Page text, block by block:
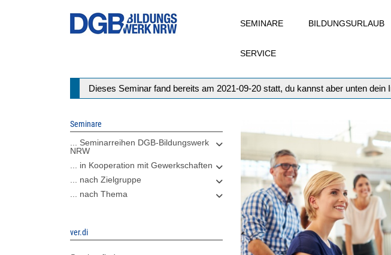
SEMINARE BILDUNGSURLAUB
SERVICE
Statusmeldung
Dieses Seminar fand bereits am 2021-09-20 statt, du kannst aber unten
Seminare
... Seminarreihen DGB-Bildungswerk
NRW
... in Kooperation mit Gewerkschaften
... nach Zielgruppe
... nach Thema
ver.di